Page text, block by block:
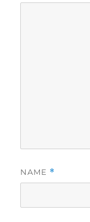
NAME *